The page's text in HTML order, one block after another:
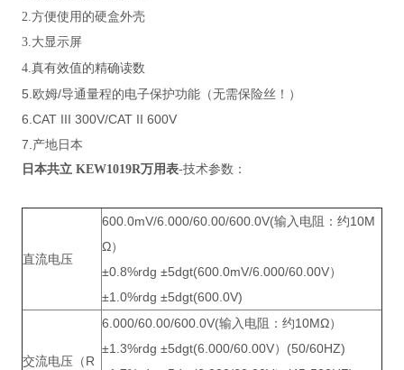
2.方便使用的硬盒外壳
3.大显示屏
4.真有效值的精确读数
5.欧姆/导通量程的电子保护功能（无需保险丝！）
6.CAT III 300V/CAT II 600V
7.产地日本
日本共立KEW1019R万用表-技术参数：
直流电压
600.0mV/6.000/60.00/600.0V(输入电阻：约10M
Ω）
±0.8%rdg ±5dgt(600.0mV/6.000/60.00V）
±1.0%rdg ±5dgt(600.0V)
交流电压（R
6.000/60.00/600.0V(输入电阻：约10MΩ）
±1.3%rdg ±5dgt(6.000/60.00V）(50/60HZ)